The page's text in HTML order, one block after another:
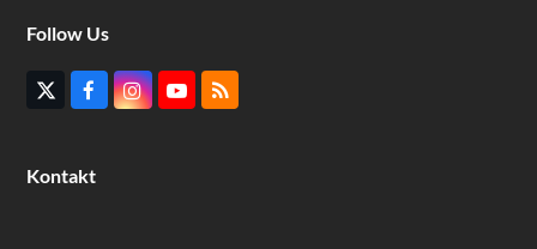
Follow Us
TwitterFacebookInstagram
YouTube
RSS
Kontakt